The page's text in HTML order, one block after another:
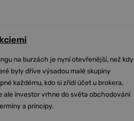
na burzách je nyní otevřenější, než kdy
byly dříve výsadou malé skupiny
každému, kdo si zřídí účet u brokera,
ale investor vrhne do světa obchodování
a principy.